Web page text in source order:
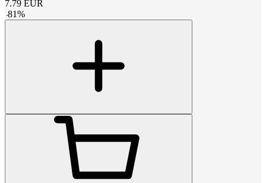
7.79 EUR
-81%